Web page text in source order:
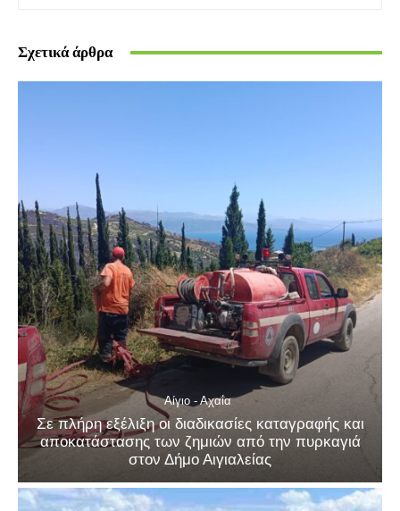
Σχετικά άρθρα
Αίγιο - Αχαΐα
Σε πλήρη εξέλιξη οι διαδικασίες καταγραφής και
αποκατάστασης των ζημιών από την πυρκαγιά
στον Δήμο Αιγιαλείας